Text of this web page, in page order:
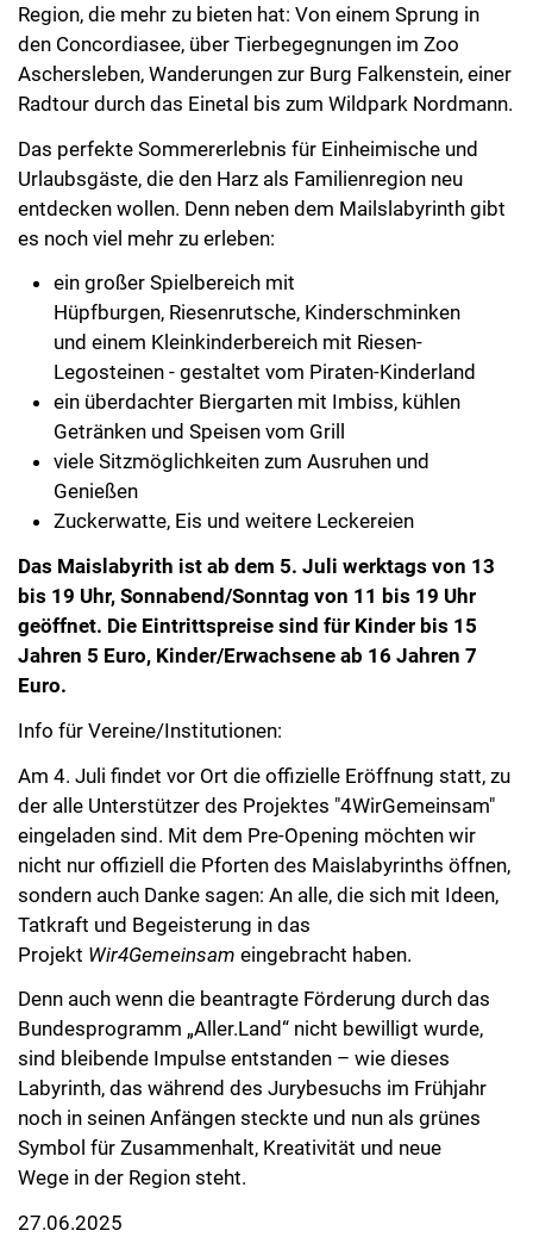
Region, die mehr zu bieten hat: Von einem Sprung in
den Concordiasee, über Tierbegegnungen im Zoo
Aschersleben, Wanderungen zur Burg Falkenstein, einer
Radtour durch das Einetal bis zum Wildpark Nordmann.
Das perfekte Sommererlebnis für Einheimische und
Urlaubsgäste, die den Harz als Familienregion neu
entdecken wollen. Denn neben dem Mailslabyrinth gibt
es noch viel mehr zu erleben:
ein großer Spielbereich mit
Hüpfburgen, Riesenrutsche, Kinderschminken
und einem Kleinkinderbereich mit Riesen-
Legosteinen - gestaltet vom Piraten-Kinderland
ein überdachter Biergarten mit Imbiss, kühlen
Getränken und Speisen vom Grill
viele Sitzmöglichkeiten zum Ausruhen und
Genießen
Zuckerwatte, Eis und weitere Leckereien
Das Maislabyrith ist ab dem 5. Juli werktags von 13
bis 19 Uhr, Sonnabend/Sonntag von 11 bis 19 Uhr
geöffnet. Die Eintrittspreise sind für Kinder bis 15
Jahren 5 Euro, Kinder/Erwachsene ab 16 Jahren 7
Euro.
Info für Vereine/Institutionen:
Am 4. Juli findet vor Ort die offizielle Eröffnung statt, zu
der alle Unterstützer des Projektes "4WirGemeinsam"
eingeladen sind. Mit dem Pre-Opening möchten wir
nicht nur offiziell die Pforten des Maislabyrinths öffnen,
sondern auch Danke sagen: An alle, die sich mit Ideen,
Tatkraft und Begeisterung in das
Projekt Wir4Gemeinsam eingebracht haben.
Denn auch wenn die beantragte Förderung durch das
Bundesprogramm „Aller.Land“ nicht bewilligt wurde,
sind bleibende Impulse entstanden – wie dieses
Labyrinth, das während des Jurybesuchs im Frühjahr
noch in seinen Anfängen steckte und nun als grünes
Symbol für Zusammenhalt, Kreativität und neue
Wege in der Region steht.
27.06.2025